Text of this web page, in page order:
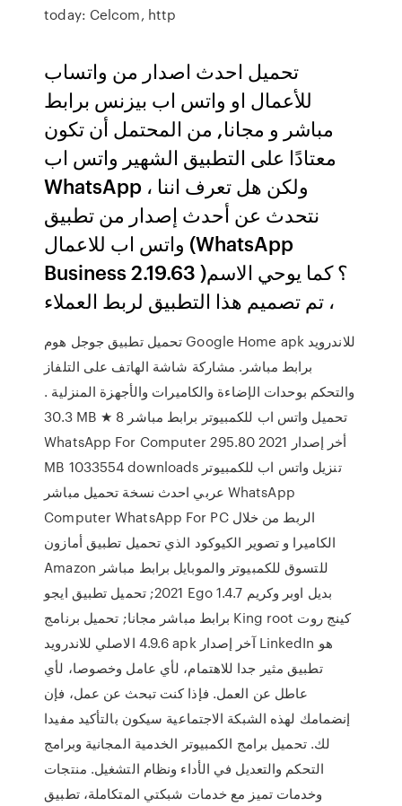
today: Celcom, http
تحميل احدث اصدار من واتساب
للأعمال او واتس اب بيزنس برابط
مباشر و مجانا, من المحتمل أن تكون
معتادًا على التطبيق الشهير واتس اب
WhatsApp ، ولكن هل تعرف اننا
نتحدث عن أحدث إصدار من تطبيق
واتس اب للاعمال (WhatsApp
Business 2.19.63 )؟ كما يوحي الاسم
، تم تصميم هذا التطبيق لربط العملاء
تحميل تطبيق جوجل هوم Google Home apk للاندرويد‏
برابط مباشر. مشاركة شاشة الهاتف على التلفاز
والتحكم بوحدات الإضاءة والكاميرات والأجهزة المنزلية .
30.3 MB ★ 8 تحميل واتس اب للكمبيوتر برابط مباشر
WhatsApp For Computer أخر إصدار 2021 295.80
MB 1033554 downloads تنزيل واتس اب للكمبيوتر
عربي احدث نسخة تحميل مباشر WhatsApp
Computer WhatsApp For PC الربط من خلال
الكاميرا و تصوير الكيوكود الذي تحميل تطبيق أمازون
Amazon للتسوق للكمبيوتر والموبايل برابط مباشر
2021; تحميل تطبيق ايجو Ego 1.4.7 بديل اوبر وكريم
برابط مباشر مجانا; تحميل برنامج King root كينج روت
4.9.6 الاصلي للاندرويد apk آخر إصدار LinkedIn هو
تطبيق مثير جدا للاهتمام، لأي عامل وخصوصا، لأي
عاطل عن العمل. فإذا كنت تبحث عن عمل، فإن
إنضمامك لهذه الشبكة الاجتماعية سيكون بالتأكيد مفيدا
لك. تحميل برامج الكمبيوتر الخدمية المجانية وبرامج
التحكم والتعديل في الأداء ونظام التشغيل. منتجات
وخدمات تميز مع خدمات شبكتي المتكاملة، تطبيق